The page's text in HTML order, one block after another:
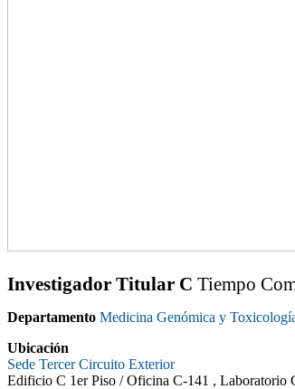
Investigador Titular C Tiempo
Departamento Medicina Genómica y
Ubicación
Sede Tercer Circuito Exterior
Edificio C 1er Piso /Oficina C-141 , Laboratorio